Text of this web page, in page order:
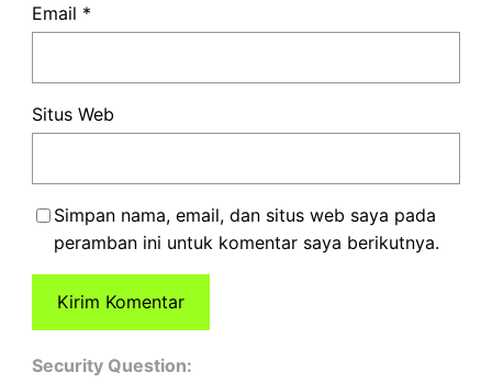
Email *
Situs Web
Simpan nama, email, dan situs web saya pada
peramban ini untuk komentar saya berikutnya.
Security Question: